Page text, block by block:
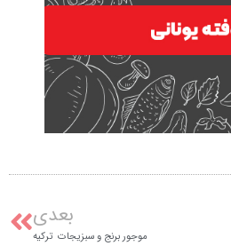
بعدی
موجور برنج و سبزیجات ترکیه